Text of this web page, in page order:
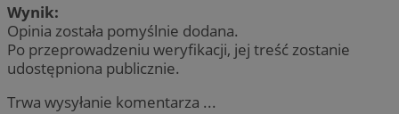
Wynik:
Opinia została pomyślnie dodana.
Po przeprowadzeniu weryfikacji, jej treść zostanie
udostępniona publicznie.
Trwa wysyłanie komentarza ...